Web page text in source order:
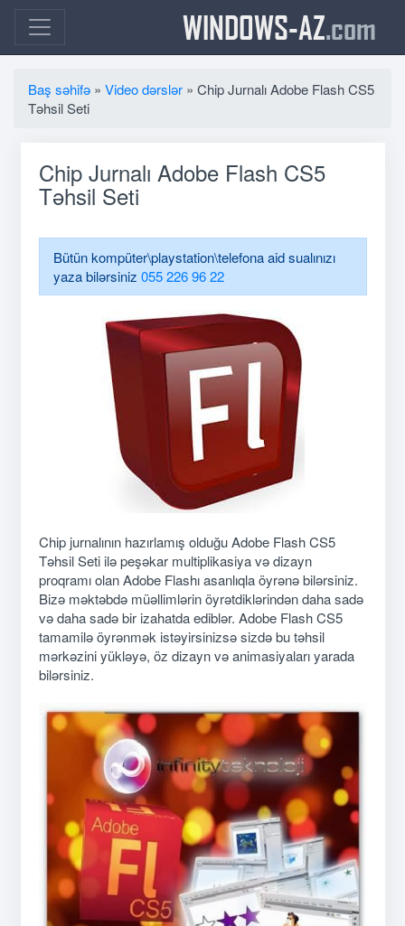
WINDOWS-AZ.com
Baş səhifə » Video dərslər » Chip Jurnalı Adobe Flash CS5
Təhsil Seti
Chip Jurnalı Adobe Flash CS5
Təhsil Seti
Bütün kompüter\playstation\telefona aid sualınızı
yaza bilərsiniz 055 226 96 22
Chip jurnalının hazırlamış olduğu Adobe Flash CS5
Təhsil Seti ilə peşəkar multiplikasiya və dizayn
proqramı olan Adobe Flashı asanlıqla öyrənə bilərsiniz.
Bizə məktəbdə müəllimlərin öyrətdiklərindən daha sadə
və daha sadə bir izahatda ediblər. Adobe Flash CS5
tamamilə öyrənmək istəyirsinizsə sizdə bu təhsil
mərkəzini yükləyə, öz dizayn və animasiyaları yarada
bilərsiniz.